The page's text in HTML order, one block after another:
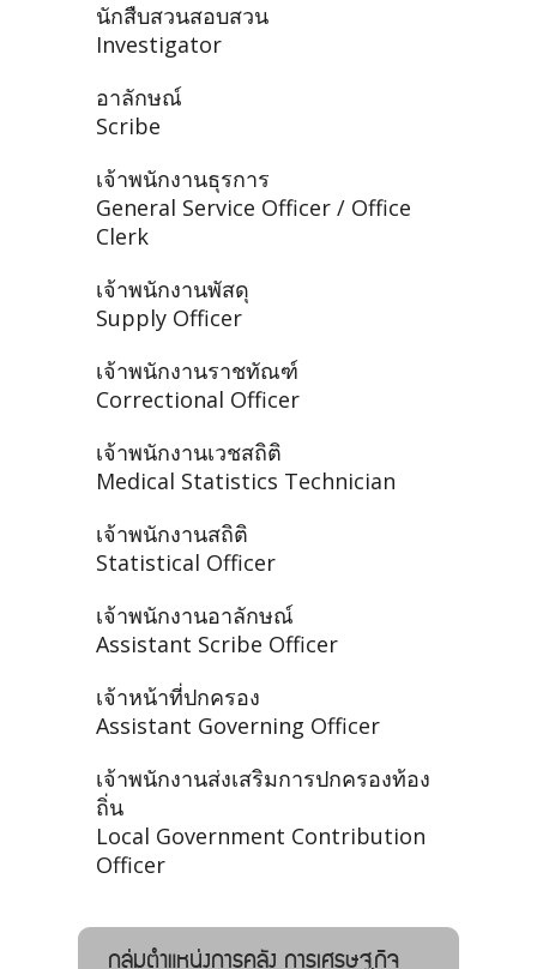
นักสืบสวนสอบสวน
Investigator
อาลักษณ์
Scribe
เจ้าพนักงานธุรการ
General Service Officer / Office
Clerk
เจ้าพนักงานพัสดุ
Supply Officer
เจ้าพนักงานราชทัณฑ์
Correctional Officer
เจ้าพนักงานเวชสถิติ
Medical Statistics Technician
เจ้าพนักงานสถิติ
Statistical Officer
เจ้าพนักงานอาลักษณ์
Assistant Scribe Officer
เจ้าหน้าที่ปกครอง
Assistant Governing Officer
เจ้าพนักงานส่งเสริมการปกครองท้อง
ถิ่น
Local Government Contribution
Officer
กลุ่มตำแหน่งการคลัง การเศรษฐกิจ